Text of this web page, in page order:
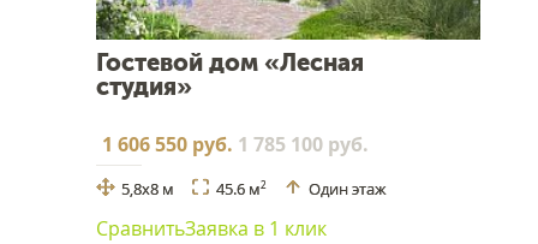
Гостевой дом «Лесная
студия»
1 606 550 руб. 1 785 100 руб.
5,8x8 м 45.6 м2 Один этаж
СравнитьЗаявка в 1 клик